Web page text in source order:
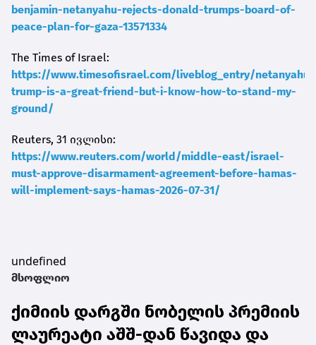
benjamin-netanyahu-rejects-donald-trumps-board-of-
peace-plan-for-gaza-13571334
The Times of Israel:
https://www.timesofisrael.com/liveblog_entry/netanyahu-
trump-is-a-great-friend-but-i-know-how-to-stand-my-
ground/
Reuters, 31 ივლისი:
https://www.reuters.com/world/middle-east/israel-
must-approve-disarmament-agreement-before-hamas-
will-implement-says-hamas-2026-07-31/
undefined
მსოფლიო
ქიმიის დარგში ნობელის პრემიის
ლაურეატი აშშ-დან წავიდა და